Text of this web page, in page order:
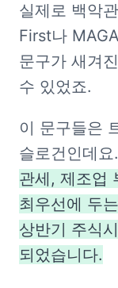
실제로 백악
First나
문구가 새겨
수 있었죠.
이 문구들은
슬로건인데요.
관세, 제조업
최우선에 두
상반기 주식
되었습니다.